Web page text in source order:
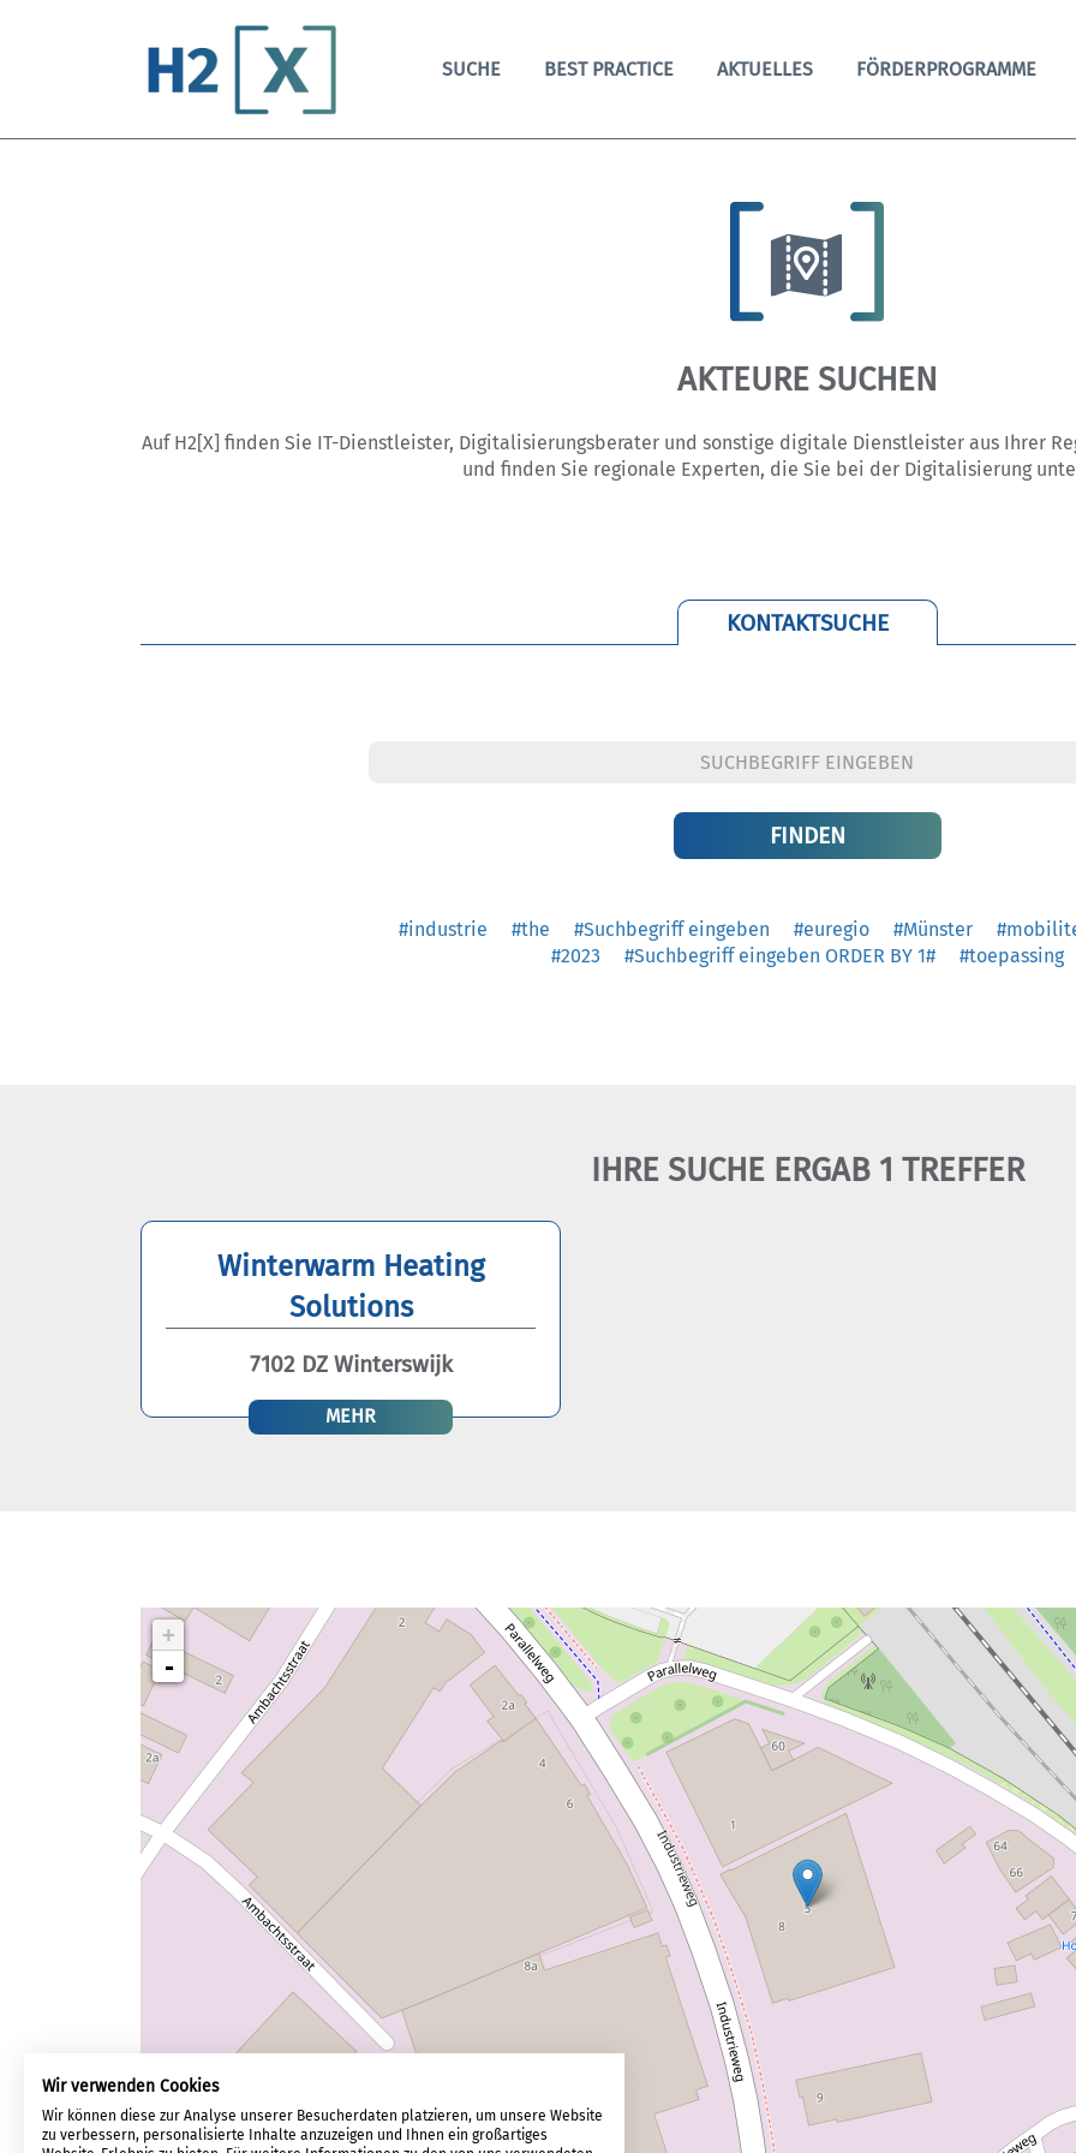
SUCHE BEST PRACTICE AKTUELLES FÖRDERPROGRAMME
AKTEURE SUCHEN
Auf H2[X] finden Sie IT-Dienstleister, Digitalisierungsberater und sonstige digitale Dienstleister aus Ihrer
und finden Sie regionale Experten, die Sie bei der Digitalisierung
KONTAKTSUCHE
#industrie #the #Suchbegriff eingeben #euregio #Münster
#2023
#Suchbegriff eingeben ORDER BY 1# #toepassing
IHRE SUCHE ERGAB 1 TREFFER
Winterwarm Heating
Solutions
7102 DZ Winterswijk
MEHR
+
-
Wir verwenden Cookies
Wir können diese zur Analyse unserer Besucherdaten platzieren, um unsere Website
zu verbessern, personalisierte Inhalte anzuzeigen und Ihnen ein großartiges